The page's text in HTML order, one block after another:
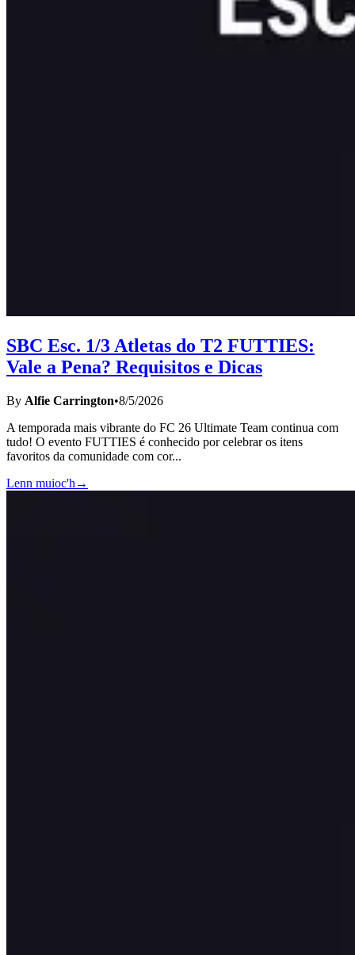
SBC Esc. 1/3 Atletas do T2 FUTTIES:
Vale a Pena? Requisitos e Dicas
By Alfie Carrington•8/5/2026
A temporada mais vibrante do FC 26 Ultimate Team continua com
tudo! O evento FUTTIES é conhecido por celebrar os itens
favoritos da comunidade com cor...
Lenn muioc'h →